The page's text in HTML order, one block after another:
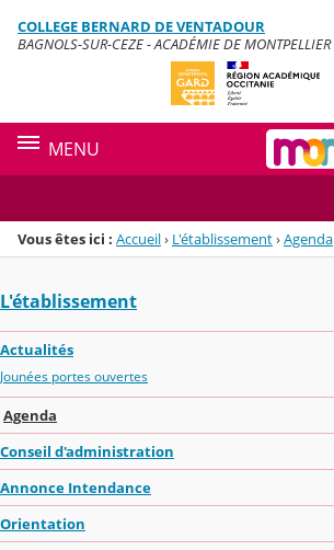
Menu de la rubrique
Contenu
COLLEGE BERNARD DE VENTADOUR
BAGNOLS-SUR-CEZE - ACADÉMIE DE MONTPELLIER
MENU
Vous êtes ici : Accueil› L'établissement›Agenda
L'établissement
Actualités
Jounées portes ouvertes
Agenda
Conseil d'administration
Annonce Intendance
Orientation